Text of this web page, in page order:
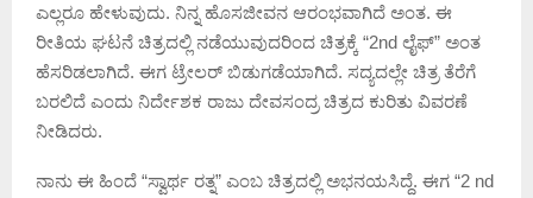
ಎಲ್ಲರೂ ಹೇಳುವುದು. ನಿನ್ನ ಹೊಸಜೀವನ ಆರಂಭವಾಗಿದೆ ಅಂತ. ಈ
ರೀತಿಯ ಘಟನೆ ಚಿತ್ರದಲ್ಲಿ ನಡೆಯುವುದರಿಂದ ಚಿತ್ರಕ್ಕೆ “2nd ಲೈಫ್” ಅಂತ
ಹೆಸರಿಡಲಾಗಿದೆ. ಈಗ ಟ್ರೇಲರ್ ಬಿಡುಗಡೆಯಾಗಿದೆ. ಸದ್ಯದಲ್ಲೇ ಚಿತ್ರ ತೆರೆಗೆ
ಬರಲಿದೆ ಎಂದು ನಿರ್ದೇಶಕ ರಾಜು ದೇವಸಂದ್ರ ಚಿತ್ರದ ಕುರಿತು ವಿವರಣೆ
ನೀಡಿದರು.
ನಾನು ಈ ಹಿಂದೆ “ಸ್ವಾರ್ಥ ರತ್ನ” ಎಂಬ ಚಿತ್ರದಲ್ಲಿ ‌ಅಭನಯಸಿದ್ದೆ. ಈಗ “2 nd